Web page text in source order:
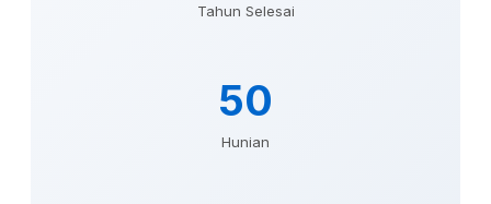
Tahun Selesai
50
Hunian